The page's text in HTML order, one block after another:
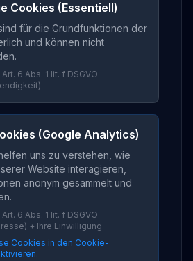
Cookies (Essentiell)
für die Grundfunktionen der
und können nicht
6 Abs. 1 lit. f DSGVO
(Google Analytics)
uns zu verstehen, wie
Website interagieren,
anonym gesammelt und
6 Abs. 1 lit. f DSGVO
+ Ihre Einwilligung
Cookies in den Cookie-